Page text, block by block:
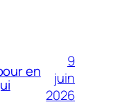
en
9
juin
2026